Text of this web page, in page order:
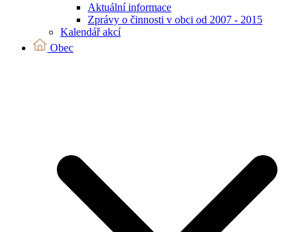
Aktuální informace
Zprávy o činnosti v obci od 2007 - 2015
Kalendář akcí
Obec